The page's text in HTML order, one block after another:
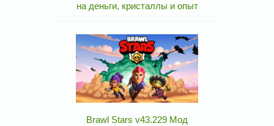
на деньги, кристаллы и опыт
Brawl Stars v43.229 Мод